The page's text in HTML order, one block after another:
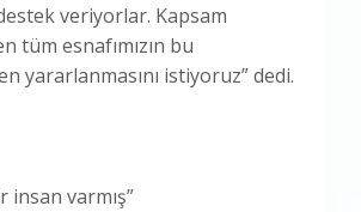
veriyorlar. Kapsam
tüm esnafımızın bu
yararlanmasını istiyoruz” dedi.
insan varmış”